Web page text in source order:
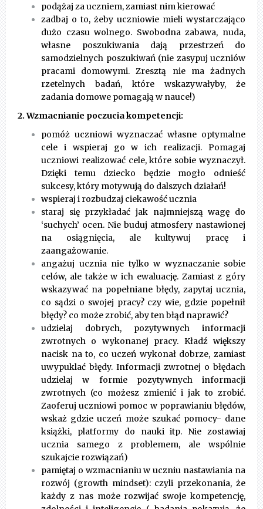
podążaj za uczniem, zamiast nim kierować
zadbaj o to, żeby uczniowie mieli wystarczająco
dużo czasu wolnego. Swobodna zabawa, nuda,
własne poszukiwania dają przestrzeń do
samodzielnych poszukiwań (nie zasypuj uczniów
pracami domowymi. Zresztą nie ma żadnych
rzetelnych badań, które wskazywałyby, że
zadania domowe pomagają w nauce!)
2. Wzmacnianie poczucia kompetencji:
pomóż uczniowi wyznaczać własne optymalne
cele i wspieraj go w ich realizacji. Pomagaj
uczniowi realizować cele, które sobie wyznaczył.
Dzięki temu dziecko będzie mogło odnieść
sukcesy, który motywują do dalszych działań!
wspieraj i rozbudzaj ciekawość ucznia
staraj się przykładać jak najmniejszą wagę do
‘suchych’ ocen. Nie buduj atmosfery nastawionej
na osiągnięcia, ale kultywuj pracę i
zaangażowanie.
angażuj ucznia nie tylko w wyznaczanie sobie
celów, ale także w ich ewaluację. Zamiast z góry
wskazywać na popełniane błędy, zapytaj ucznia,
co sądzi o swojej pracy? czy wie, gdzie popełnił
błędy? co może zrobić, aby ten błąd naprawić?
udzielaj dobrych, pozytywnych informacji
zwrotnych o wykonanej pracy. Kładź większy
nacisk na to, co uczeń wykonał dobrze, zamiast
uwypuklać błędy. Informacji zwrotnej o błędach
udzielaj w formie pozytywnych informacji
zwrotnych (co możesz zmienić i jak to zrobić.
Zaoferuj uczniowi pomoc w poprawianiu błędów,
wskaż gdzie uczeń może szukać pomocy- dane
książki, platformy do nauki itp. Nie zostawiaj
ucznia samego z problemem, ale wspólnie
szukajcie rozwiązań)
pamiętaj o wzmacnianiu w uczniu nastawiania na
rozwój (growth mindset): czyli przekonania, że
każdy z nas może rozwijać swoje kompetencję,